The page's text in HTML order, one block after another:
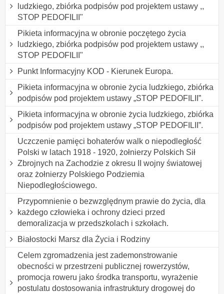
ludzkiego, zbiórka podpisów pod projektem ustawy ,,
STOP PEDOFILII"
Pikieta informacyjna w obronie poczętego życia
ludzkiego, zbiórka podpisów pod projektem ustawy ,,
STOP PEDOFILII"
Punkt Informacyjny KOD - Kierunek Europa.
Pikieta informacyjna w obronie życia ludzkiego, zbiórka
podpisów pod projektem ustawy „STOP PEDOFILII”.
Pikieta informacyjna w obronie życia ludzkiego, zbiórka
podpisów pod projektem ustawy „STOP PEDOFILII”.
Uczczenie pamięci bohaterów walk o niepodległość
Polski w latach 1918 - 1920, żołnierzy Polskich Sił
Zbrojnych na Zachodzie z okresu II wojny światowej
oraz żołnierzy Polskiego Podziemia
Niepodległościowego.
Przypomnienie o bezwzględnym prawie do życia, dla
każdego człowieka i ochrony dzieci przed
demoralizacja w przedszkolach i szkołach.
Białostocki Marsz dla Życia i Rodziny
Celem zgromadzenia jest zademonstrowanie
obecności w przestrzeni publicznej rowerzystów,
promocja roweru jako środka transportu, wyrażenie
postulatu dostosowania infrastruktury drogowej do